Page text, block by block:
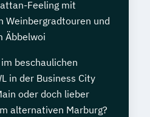
Feeling mit
Weinbergradtouren und
Äbbelwoi
beschaulichen
in der Business City
oder doch lieber
alternativen Marburg?